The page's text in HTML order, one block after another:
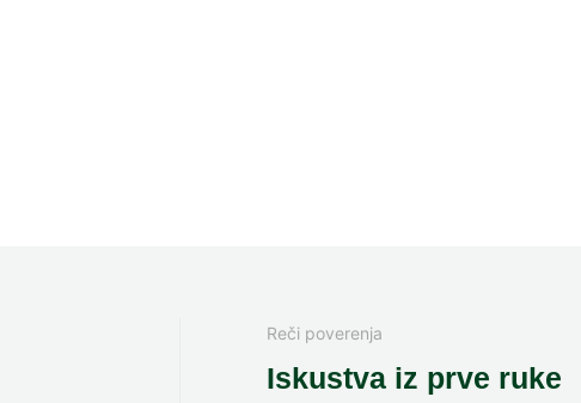
Reči poverenja
Iskustva iz prve ruke